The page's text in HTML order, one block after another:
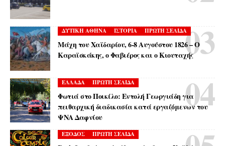
ΔΥΤΙΚΗ ΑΘΗΝΑ ΙΣΤΟΡΙΑ ΠΡΩΤΗ ΣΕΛΙΔΑ
Μάχη του Χαϊδαρίου, 6-8 Αυγούστου 1826 – Ο
Καραϊσκάκης, ο Φαβιέρος και ο Κιουταχής
ΕΛΛΑΔΑ ΠΡΩΤΗ ΣΕΛΙΔΑ
Φωτιά στο Ποικίλο: Εντολή Γεωργιάδη για
πειθαρχική διαδικασία κατά εργαζόμενων του
ΨΝΑ Δαφνίου
ΕΞΟΔΟΣ ΠΡΩΤΗ ΣΕΛΙΔΑ